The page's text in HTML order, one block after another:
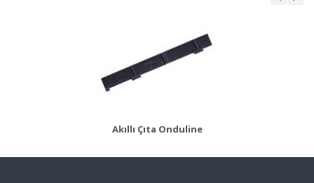
Akıllı Çıta Onduline
AKS 8
Ürün Detayı